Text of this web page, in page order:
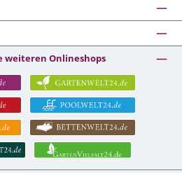
weiteren Onlineshops